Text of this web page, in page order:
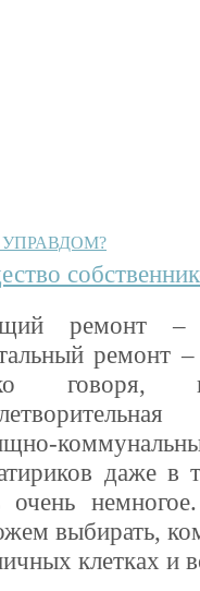
ремонт –
ремонт –
говоря,
даже в
очень
выбирать,
клетках и